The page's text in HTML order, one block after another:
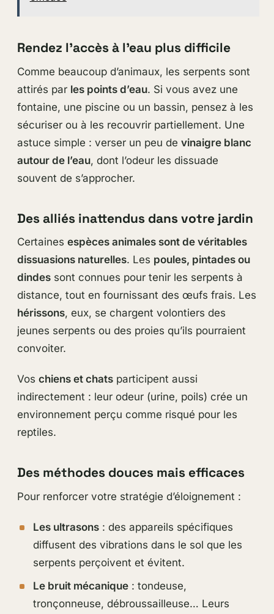
Rendez l’accès à l’eau plus difficile
Comme beaucoup d’animaux, les serpents sont
attirés par les points d’eau. Si vous avez une
fontaine, une piscine ou un bassin, pensez à les
sécuriser ou à les recouvrir partiellement. Une
astuce simple : verser un peu de vinaigre blanc
autour de l’eau, dont l’odeur les dissuade
souvent de s’approcher.
Des alliés inattendus dans votre jardin
Certaines espèces animales sont de véritables
dissuasions naturelles. Les poules, pintades ou
dindessont connues pour tenir les serpents à
distance, tout en fournissant des œufs frais. Les
hérissons, eux, se chargent volontiers des
jeunes serpents ou des proies qu’ils pourraient
convoiter.
Vos chiens et chatsparticipent aussi
indirectement : leur odeur (urine, poils) crée un
environnement perçu comme risqué pour les
reptiles.
Des méthodes douces mais efficaces
Pour renforcer votre stratégie d’éloignement :
Les ultrasons: des appareils spécifiques
diffusent des vibrations dans le sol que les
serpents perçoivent et évitent.
Le bruit mécanique: tondeuse,
tronçonneuse, débroussailleuse… Leurs